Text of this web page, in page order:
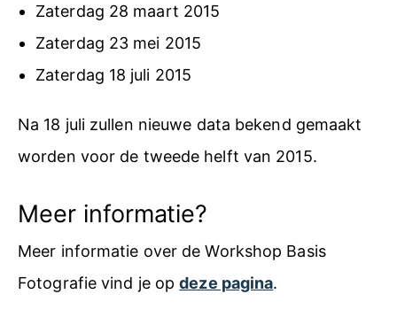
Zaterdag 28 maart 2015
Zaterdag 23 mei 2015
Zaterdag 18 juli 2015
Na 18 juli zullen nieuwe data bekend gemaakt
worden voor de tweede helft van 2015.
Meer informatie?
Meer informatie over de Workshop Basis
Fotografie vind je opdeze pagina.